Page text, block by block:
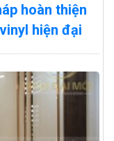
hoàn thiện
hiện đại